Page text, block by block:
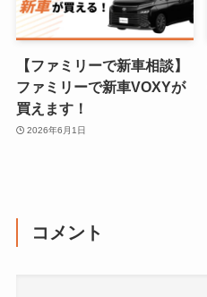
【ファミリーで新車相談】
ファミリーで新車VOXYが
買えます！
2026年6月1日
コメント